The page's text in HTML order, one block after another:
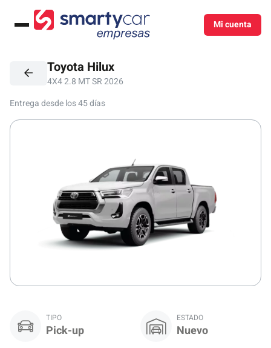
Menú Mi cuenta
Toyota Hilux
4X4 2.8 MT SR 2026
Entrega desde los 45 días
TIPO
Pick-up
ESTADO
Nuevo